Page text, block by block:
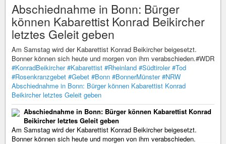
Abschiednahme in Bonn: Bürger
können Kabarettist Konrad Beikircher
letztes Geleit geben
Am Samstag wird der Kabarettist Konrad Beikircher beigesetzt.
Bonner können sich heute und morgen von ihm verabschieden.#WDR
#KonradBeikircher #Kabarettist #Rheinland #Südtiroler #Tod
#Rosenkranzgebet #Gebet #Bonn #BonnerMünster #NRW
Abschiednahme in Bonn: Bürger können Kabarettist Konrad
Beikircher letztes Geleit geben
Abschiednahme in Bonn: Bürger können Kabarettist Konrad
Beikircher letztes Geleit geben
Am Samstag wird der Kabarettist Konrad Beikircher beigesetzt.
Bonner können sich heute und morgen von ihm verabschieden.